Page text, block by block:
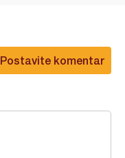
Postavite komentar